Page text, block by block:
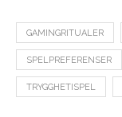
GAMINGRITUALER
SPELPREFERENSER
TRYGGHETISPEL